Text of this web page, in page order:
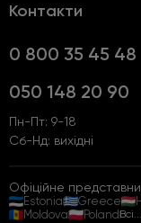
Контакти
0 800 35 45 48
050 148 20 90
Пн-Пт: 9-18
Сб-Нд: вихідні
Офіційне
Estonia
Greece
Moldova
PolandВсі...